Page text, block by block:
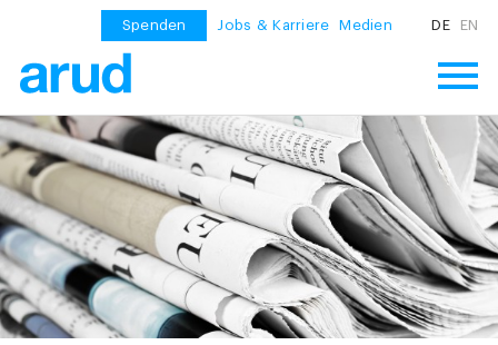
Spenden Jobs & Karriere Medien DE EN